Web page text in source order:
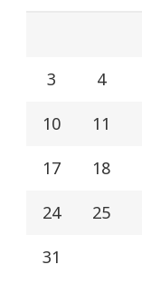
3 4
10 11
17 18
24 25
31